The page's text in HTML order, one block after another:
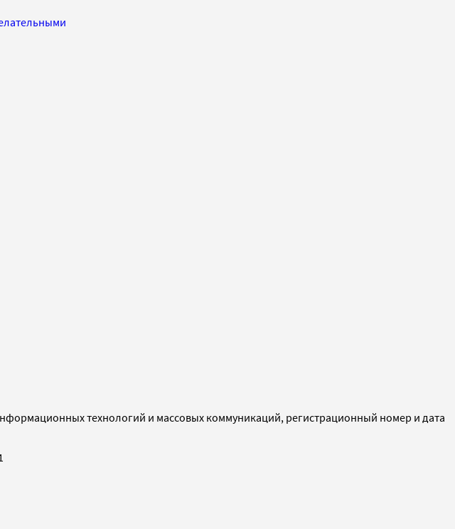
технологий и массовых коммуникаций, регистрационный номер и дата